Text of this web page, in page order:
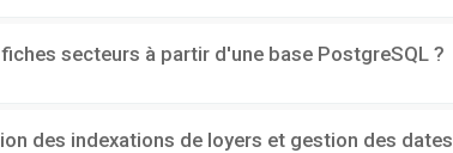
secteurs à partir d'une base PostgreSQL ?
des indexations de loyers et gestion des dates